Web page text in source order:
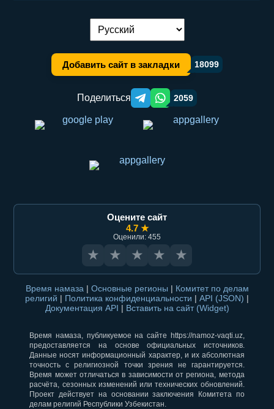
Переключение языка:
Добавить сайт в закладки 18099
Поделиться Telegram orqali ulashish
WhatsApp orqali ulashish
2059
Оцените сайт
4.7 ★
Оценили: 455
★ ★ ★ ★ ★
Время намаза | Основные регионы | Комитет по делам
религий | Политика конфиденциальности | API (JSON) |
Документация API | Вставить на сайт (Widget)
Время намаза, публикуемое на сайте https://namoz-vaqti.uz,
предоставляется на основе официальных источников.
Данные носят информационный характер, и их абсолютная
точность с религиозной точки зрения не гарантируется.
Время может отличаться в зависимости от региона, метода
расчёта, сезонных изменений или технических обновлений.
Проект действует на основании заключения Комитета по
делам религий Республики Узбекистан.